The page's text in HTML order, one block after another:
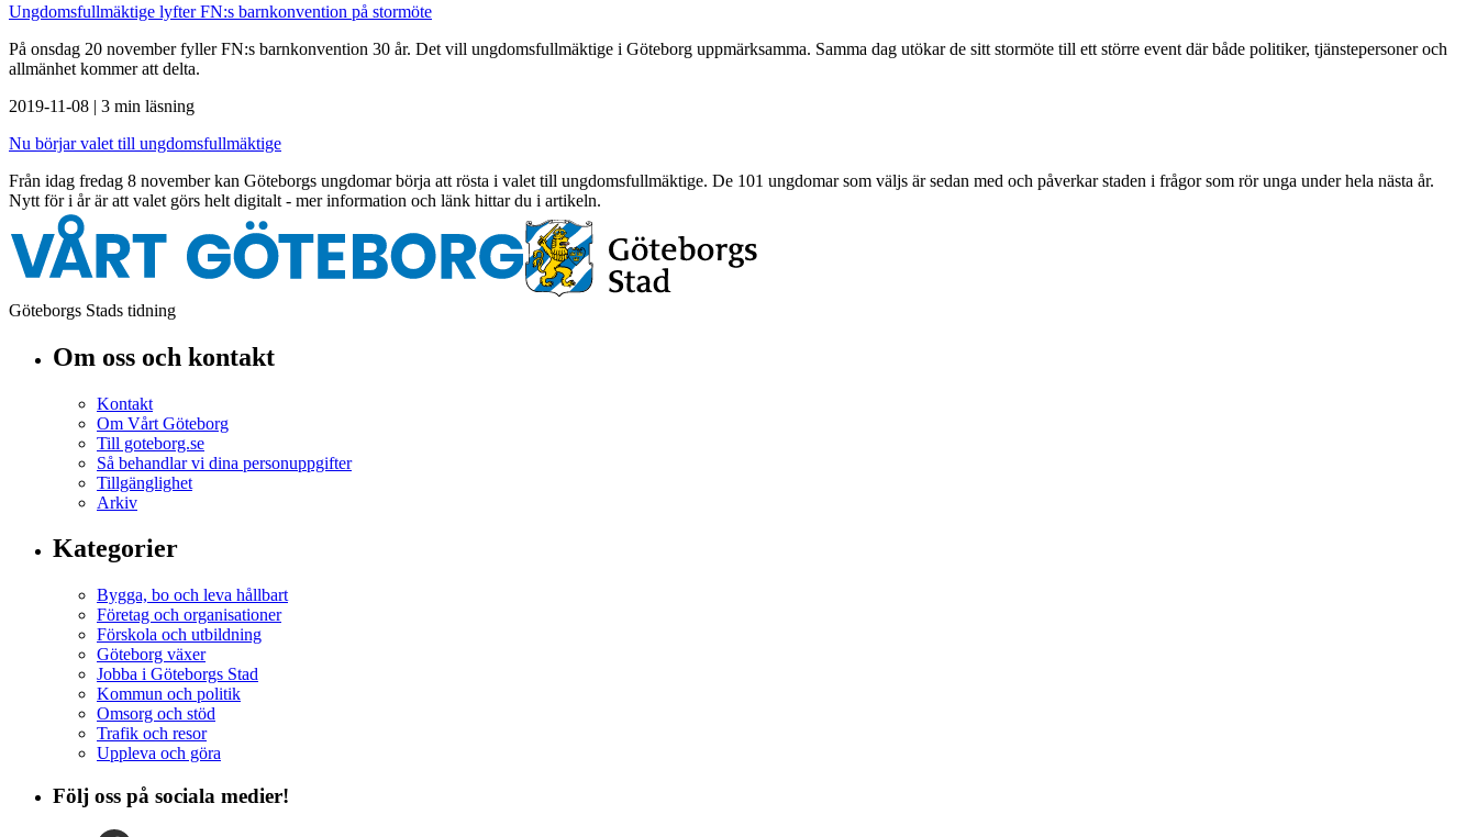
Ungdomsfullmäktige lyfter FN:s barnkonvention på stormöte
På onsdag 20 november fyller FN:s barnkonvention 30 år. Det vill ungdomsfullmäktige i Göteborg uppmärksamma. Samma dag utökar de sitt stormöte till ett större event där både politiker, tjänstepersoner och
allmänhet kommer att delta.
2019-11-08 | 3 min läsning
Nu börjar valet till ungdomsfullmäktige
Från idag fredag 8 november kan Göteborgs ungdomar börja att rösta i valet till ungdomsfullmäktige. De 101 ungdomar som väljs är sedan med och påverkar staden i frågor som rör unga under hela nästa år.
Nytt för i år är att valet görs helt digitalt - mer information och länk hittar du i artikeln.
Göteborgs Stads tidning
Om oss och kontakt
Kontakt
Om Vårt Göteborg
Till goteborg.se
Så behandlar vi dina personuppgifter
Tillgänglighet
Arkiv
Kategorier
Bygga, bo och leva hållbart
Företag och organisationer
Förskola och utbildning
Göteborg växer
Jobba i Göteborgs Stad
Kommun och politik
Omsorg och stöd
Trafik och resor
Uppleva och göra
Följ oss på sociala medier!